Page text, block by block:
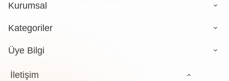
Kurumsal
Kategoriler
Üye Bilgi
İletişim